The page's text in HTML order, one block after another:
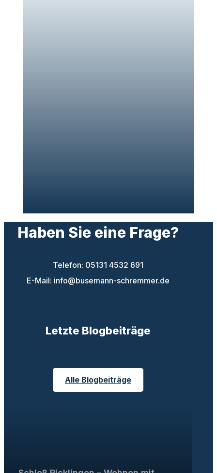
Haben Sie eine Frage?
Telefon: 05131 4532 691
E-Mail: info@busemann-schremmer.de
Letzte Blogbeiträge
Alle Blogbeiträge